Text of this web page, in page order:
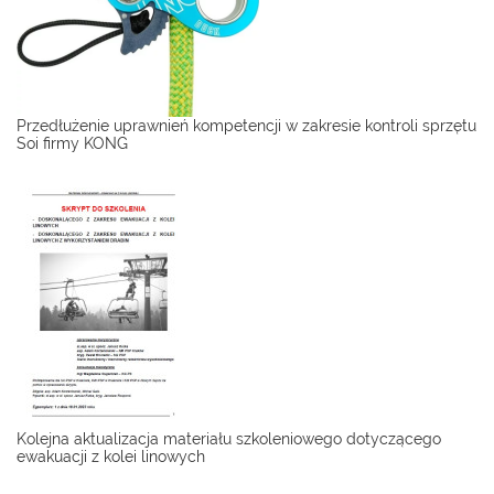
Przedłużenie uprawnień kompetencji w zakresie kontroli sprzętu
Soi firmy KONG
Kolejna aktualizacja materiału szkoleniowego dotyczącego
ewakuacji z kolei linowych